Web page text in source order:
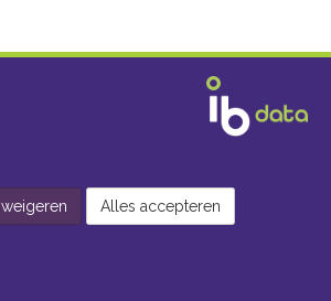
Alles accepteren